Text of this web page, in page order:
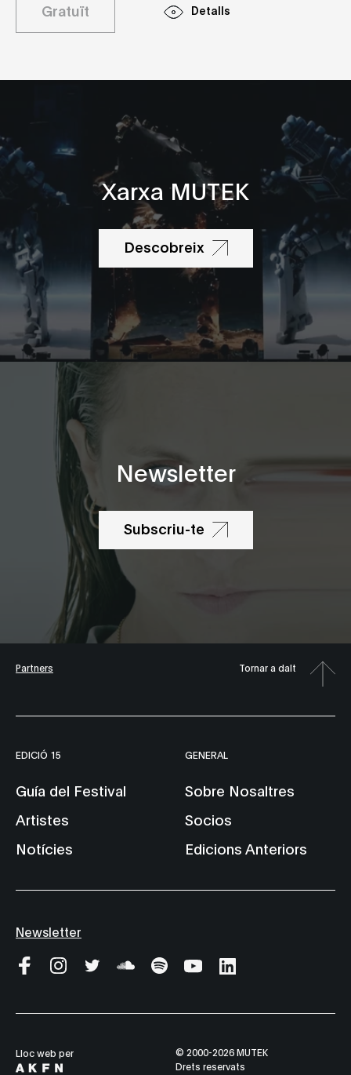
Gratuït Detalls
Xarxa MUTEK
Descobreix
Newsletter
Subscriu-te
Partners Tornar a dalt
EDICIÓ 15
Guía del Festival
Artistes
Notícies
GENERAL
Sobre Nosaltres
Socios
Edicions Anteriors
Newsletter
Lloc web per
© 2000-2026 MUTEK
Drets reservats